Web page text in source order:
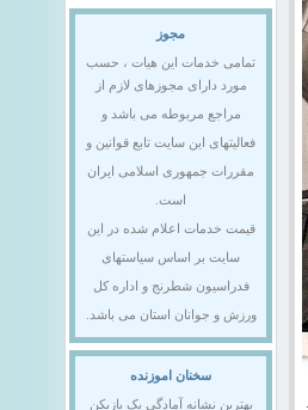
مجوز
تمامی خدمات این هیات ، حسب
مورد دارای مجوزهای لازم از
مراجع مربوطه می باشد و
فعالیتهای این سایت تابع قوانین و
مقررات جمهوری اسلامی ایران
است.
قیمت خدمات اعلام شده در این
سایت بر اساس سیاستهای
فدراسیون شطرنج و اداره کل
ورزش و جوانان استان می باشد.
سخنان اموزنده
بهترین نشانه آمادگی یک بازیکن